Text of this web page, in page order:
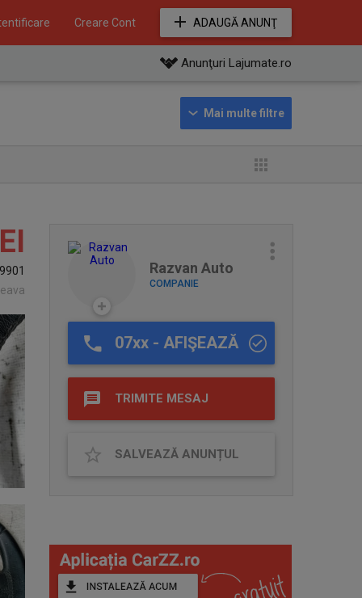
Creare Cont ADAUGĂ ANUNŢ
Anunţuri Lajumate.ro
Razvan Auto
COMPANIE
07xx - AFIŞEAZĂ
TRIMITE MESAJ
SALVEAZĂ ANUNȚUL